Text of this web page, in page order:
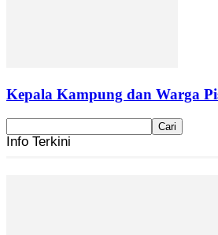
Kepala Kampung dan Warga
Info Terkini